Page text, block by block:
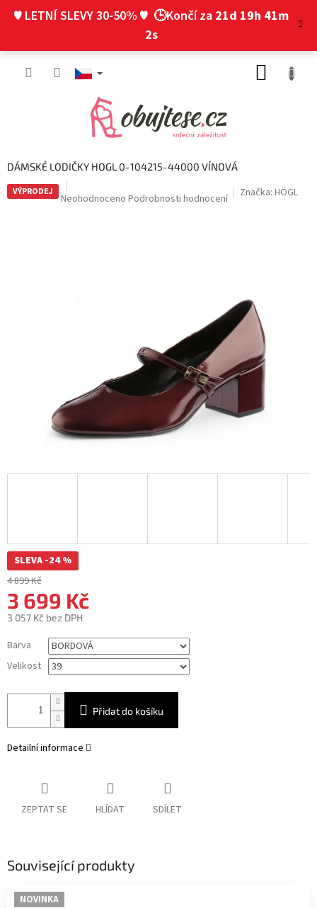
♥ LETNÍ SLEVY 30-50% ♥ 🕒Končí za 21d 19h 41m
1s
DÁMSKÉ LODIČKY HOGL 0-104215-44000 VÍNOVÁ
VÝPRODEJ
Průměrné
Neohodnoceno Podrobnosti hodnocení Značka: HÖGL
SLEVA -24 %
4 899 Kč
3 699 Kč
3 057 Kč bez DPH
cena:
Barva
Velikost
Přidat do košíku
Detailní informace
ZEPTAT SE HLÍDAT SDÍLET
Související produkty
NOVINKA